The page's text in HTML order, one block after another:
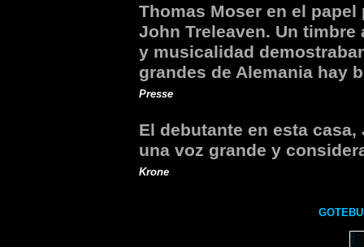
Thomas Moser en el
John Treleaven. Un
y musicalidad
grandes de Alemania hay
Presse
El debutante en esta
una voz grande y
Krone